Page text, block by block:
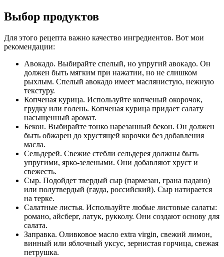
Выбор продуктов
Для этого рецепта важно качество ингредиентов. Вот мои
рекомендации:
Авокадо. Выбирайте спелый, но упругий авокадо. Он
должен быть мягким при нажатии, но не слишком
рыхлым. Спелый авокадо имеет маслянистую, нежную
текстуру.
Копченая курица. Используйте копченый окорочок,
грудку или голень. Копченая курица придает салату
насыщенный аромат.
Бекон. Выбирайте тонко нарезанный бекон. Он должен
быть обжарен до хрустящей корочки без добавления
масла.
Сельдерей. Свежие стебли сельдерея должны быть
упругими, ярко-зелеными. Они добавляют хруст и
свежесть.
Сыр. Подойдет твердый сыр (пармезан, грана падано)
или полутвердый (гауда, российский). Сыр натирается
на терке.
Салатные листья. Используйте любые листовые салаты:
романо, айсберг, латук, рукколу. Они создают основу для
салата.
Заправка. Оливковое масло extra virgin, свежий лимон,
винный или яблочный уксус, зернистая горчица, свежая
петрушка.